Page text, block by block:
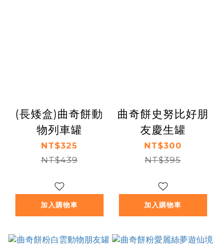
(長矮盒)曲奇餅動
物列車罐
NT$325
NT$439
加入購物車
曲奇餅史努比好朋
友慶生罐
NT$300
NT$395
加入購物車